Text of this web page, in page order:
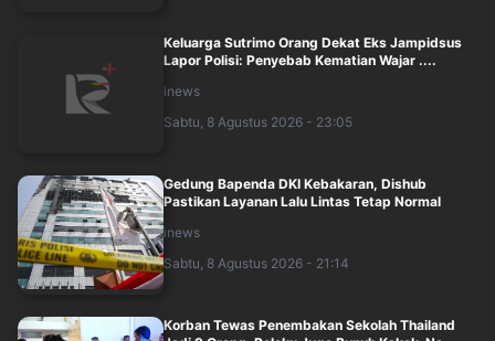
Keluarga Sutrimo Orang Dekat Eks Jampidsus
Lapor Polisi: Penyebab Kematian Wajar ....
inews
Sabtu, 8 Agustus 2026 - 23:05
Gedung Bapenda DKI Kebakaran, Dishub
Pastikan Layanan Lalu Lintas Tetap Normal
inews
Sabtu, 8 Agustus 2026 - 21:14
Korban Tewas Penembakan Sekolah Thailand